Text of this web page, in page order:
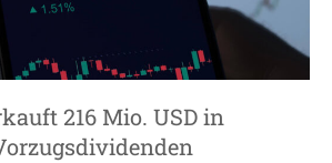
216 Mio. USD in